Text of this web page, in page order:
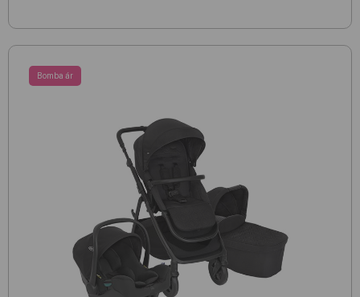
Bomba ár